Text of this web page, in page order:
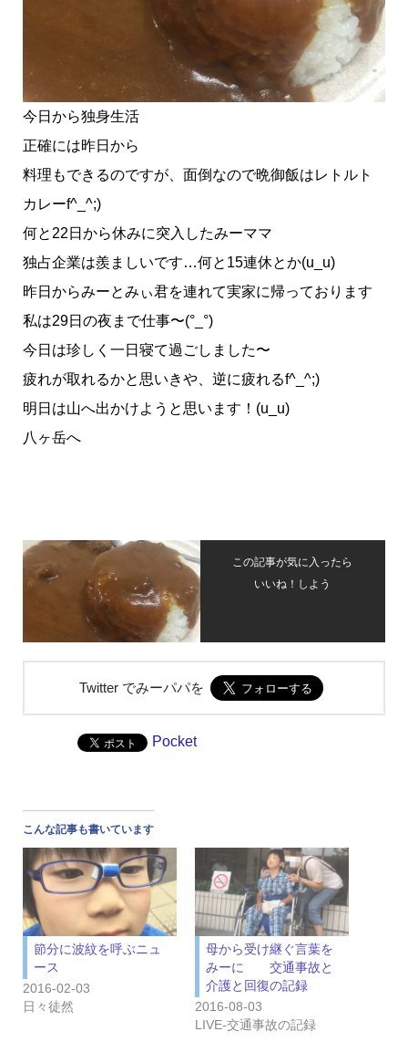
今日から独身生活
正確には昨日から
料理もできるのですが、面倒なので晩御飯はレトルト
カレーf^_^;)
何と22日から休みに突入したみーママ
独占企業は羨ましいです…何と15連休とか(u_u)
昨日からみーとみぃ君を連れて実家に帰っております
私は29日の夜まで仕事〜(°_°)
今日は珍しく一日寝て過ごしました〜
疲れが取れるかと思いきや、逆に疲れるf^_^;)
明日は山へ出かけようと思います！(u_u)
八ヶ岳へ
この記事が気に入ったら
いいね！しよう
Twitter でみーパパを
Pocket
こんな記事も書いています
節分に波紋を呼ぶニュ
ース
2016-02-03
日々徒然
母から受け継ぐ言葉を
みーに 交通事故と
介護と回復の記録
2016-08-03
LIVE‐交通事故の記録